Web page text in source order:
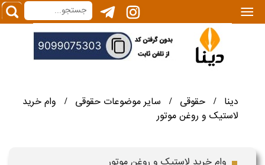
|||
دینا / حقوقی / سایر موضوعات حقوقی /
وام خرید
لاستیک و روغن موتور